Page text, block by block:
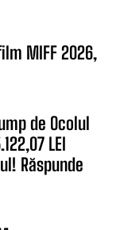
MIFF 2026,
de Ocolul
LEI
Răspunde